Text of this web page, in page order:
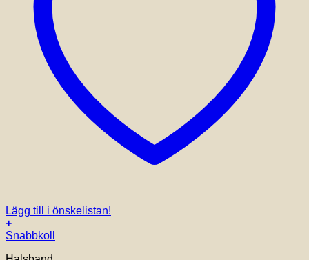
Lägg till i önskelistan!
+
Snabbkoll